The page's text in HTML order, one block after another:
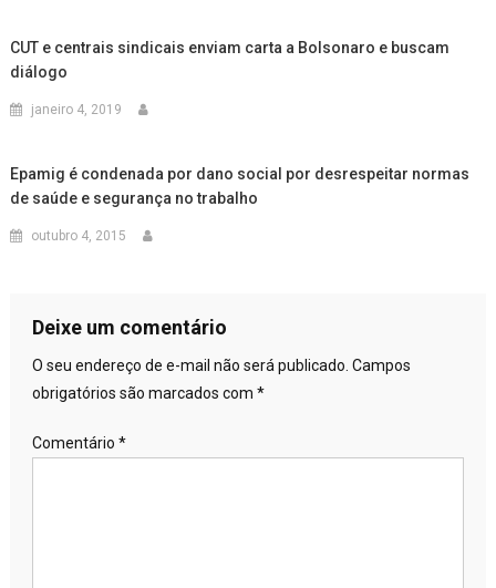
CUT e centrais sindicais enviam carta a Bolsonaro e buscam
diálogo
janeiro 4, 2019
Epamig é condenada por dano social por desrespeitar normas
de saúde e segurança no trabalho
outubro 4, 2015
Deixe um comentário
O seu endereço de e-mail não será publicado. Campos
obrigatórios são marcados com *
Comentário *